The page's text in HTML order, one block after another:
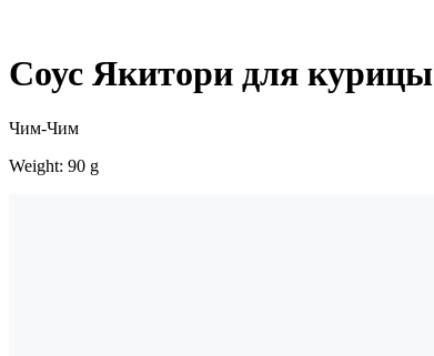
Соус Якитори для курицы
Чим-Чим
Weight: 90 g